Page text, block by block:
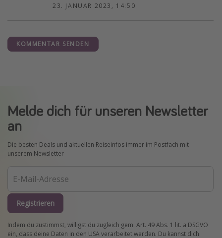
23. JANUAR 2023, 14:50
KOMMENTAR SENDEN
Melde dich für unseren Newsletter
an
Die besten Deals und aktuellen Reiseinfos immer im Postfach mit
unserem Newsletter
Registrieren
Indem du zustimmst, willigst du zugleich gem. Art. 49 Abs. 1 lit. a DSGVO
ein, dass deine Daten in den USA verarbeitet werden. Du kannst dich